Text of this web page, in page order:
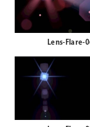
Lens-Flare-04
Lens-Flare-06